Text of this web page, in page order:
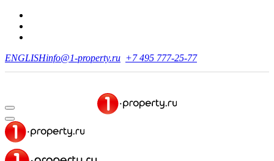
ENGLISHinfo@1-property.ru +7 495 777-25-77